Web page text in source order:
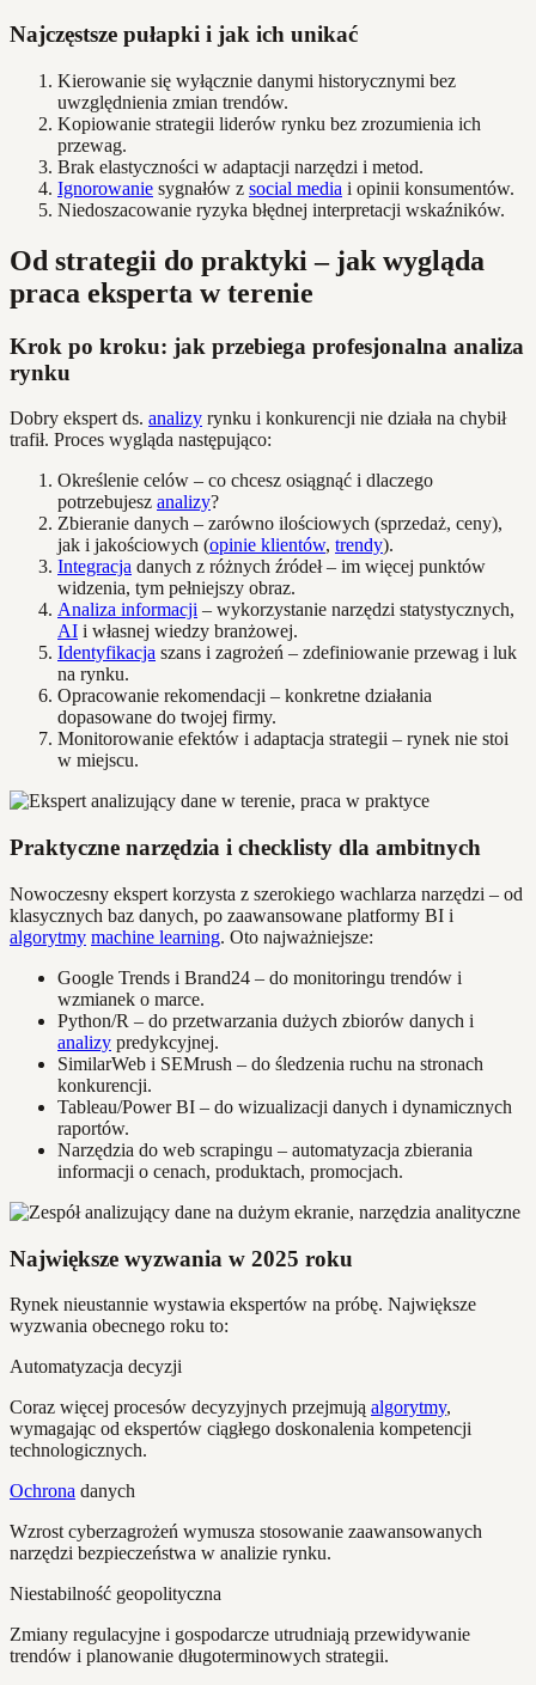
Najczęstsze pułapki i jak ich unikać
Kierowanie się wyłącznie danymi historycznymi bez
uwzględnienia zmian trendów.
Kopiowanie strategii liderów rynku bez zrozumienia ich
przewag.
Brak elastyczności w adaptacji narzędzi i metod.
Ignorowanie sygnałów z social media i opinii konsumentów.
Niedoszacowanie ryzyka błędnej interpretacji wskaźników.
Od strategii do praktyki – jak wygląda
praca eksperta w terenie
Krok po kroku: jak przebiega profesjonalna analiza
rynku
Dobry ekspert ds. analizy rynku i konkurencji nie działa na chybił
trafił. Proces wygląda następująco:
Określenie celów – co chcesz osiągnąć i dlaczego
potrzebujesz analizy?
Zbieranie danych – zarówno ilościowych (sprzedaż, ceny),
jak i jakościowych (opinie klientów, trendy).
Integracja danych z różnych źródeł – im więcej punktów
widzenia, tym pełniejszy obraz.
Analiza informacji – wykorzystanie narzędzi statystycznych,
AI i własnej wiedzy branżowej.
Identyfikacja szans i zagrożeń – zdefiniowanie przewag i luk
na rynku.
Opracowanie rekomendacji – konkretne działania
dopasowane do twojej firmy.
Monitorowanie efektów i adaptacja strategii – rynek nie stoi
w miejscu.
Praktyczne narzędzia i checklisty dla ambitnych
Nowoczesny ekspert korzysta z szerokiego wachlarza narzędzi – od
klasycznych baz danych, po zaawansowane platformy BI i
algorytmy machine learning. Oto najważniejsze:
Google Trends i Brand24 – do monitoringu trendów i
wzmianek o marce.
Python/R – do przetwarzania dużych zbiorów danych i
analizy predykcyjnej.
SimilarWeb i SEMrush – do śledzenia ruchu na stronach
konkurencji.
Tableau/Power BI – do wizualizacji danych i dynamicznych
raportów.
Narzędzia do web scrapingu – automatyzacja zbierania
informacji o cenach, produktach, promocjach.
Największe wyzwania w 2025 roku
Rynek nieustannie wystawia ekspertów na próbę. Największe
wyzwania obecnego roku to:
Automatyzacja decyzji
Coraz więcej procesów decyzyjnych przejmują algorytmy,
wymagając od ekspertów ciągłego doskonalenia kompetencji
technologicznych.
Ochrona danych
Wzrost cyberzagrożeń wymusza stosowanie zaawansowanych
narzędzi bezpieczeństwa w analizie rynku.
Niestabilność geopolityczna
Zmiany regulacyjne i gospodarcze utrudniają przewidywanie
trendów i planowanie długoterminowych strategii.